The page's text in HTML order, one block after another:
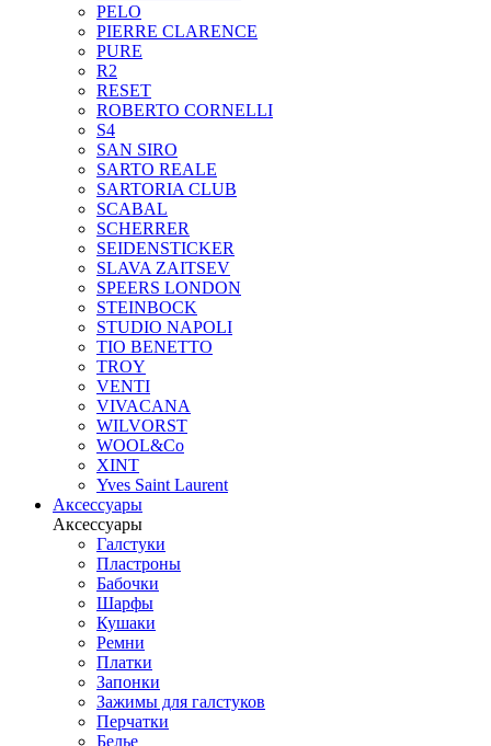
PELO
PIERRE CLARENCE
PURE
R2
RESET
ROBERTO CORNELLI
S4
SAN SIRO
SARTO REALE
SARTORIA CLUB
SCABAL
SCHERRER
SEIDENSTICKER
SLAVA ZAITSEV
SPEERS LONDON
STEINBOCK
STUDIO NAPOLI
TIO BENETTO
TROY
VENTI
VIVACANA
WILVORST
WOOL&Co
XINT
Yves Saint Laurent
Аксессуары
Аксессуары
Галстуки
Пластроны
Бабочки
Шарфы
Кушаки
Ремни
Платки
Запонки
Зажимы для галстуков
Перчатки
Белье